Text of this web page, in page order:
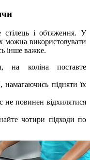
стілець і обтяження. У
можна використовувати
інше важке.
на коліна поставте
намагаючись підняти їх
повинен відхилятися
чотири підходи по